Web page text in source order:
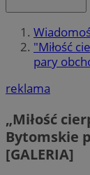
"Miłość
pary
reklama
„Miłość
Bytomskie
[GALERIA]